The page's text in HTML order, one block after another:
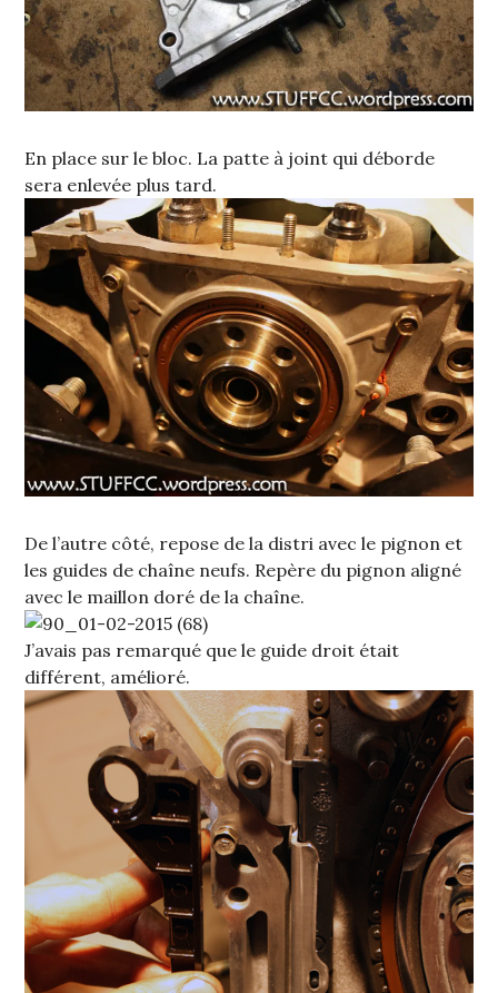
En place sur le bloc. La patte à joint qui déborde
sera enlevée plus tard.
De l’autre côté, repose de la distri avec le pignon et
les guides de chaîne neufs. Repère du pignon aligné
avec le maillon doré de la chaîne.
J’avais pas remarqué que le guide droit était
différent, amélioré.